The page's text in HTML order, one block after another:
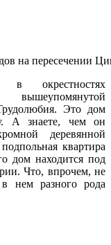
на пересечении
окрестностях
вышеупомянутой
Это дом
А знаете, чем он
деревянной
квартира
дом находится под
Что, впрочем, не
нем разного рода